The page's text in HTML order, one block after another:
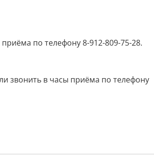
по телефону 8-912-809-75-28.
звонить в часы приёма по телефону